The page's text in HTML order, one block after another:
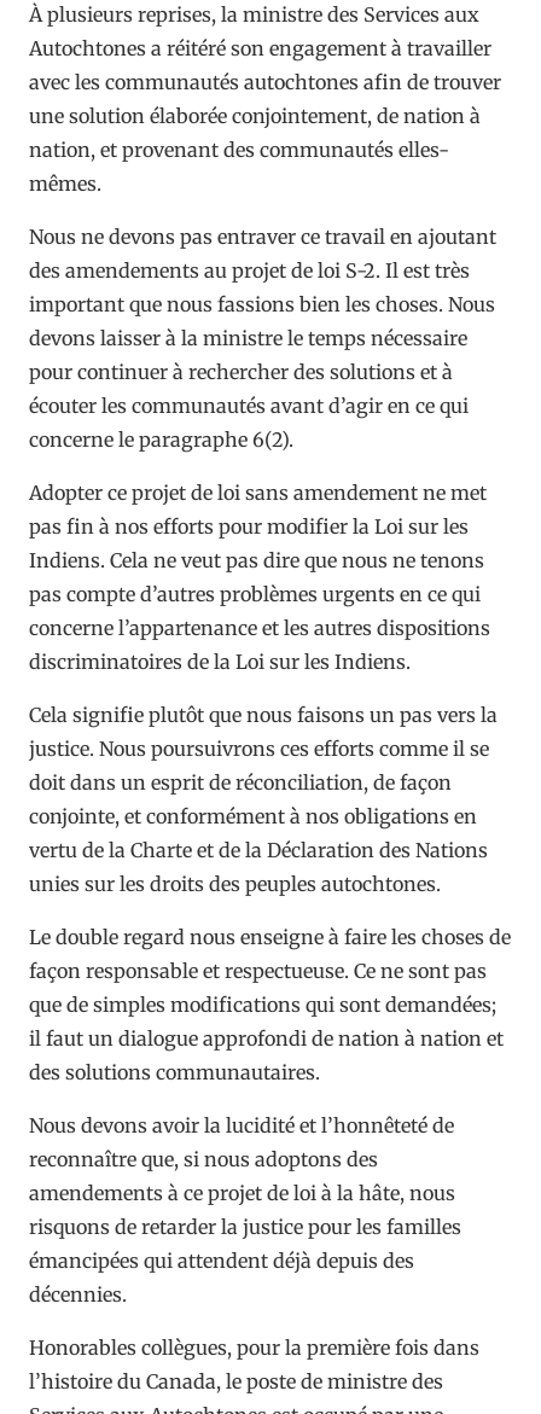
À plusieurs reprises, la ministre des Services aux
Autochtones a réitéré son engagement à travailler
avec les communautés autochtones afin de trouver
une solution élaborée conjointement, de nation à
nation, et provenant des communautés elles-
mêmes.
Nous ne devons pas entraver ce travail en ajoutant
des amendements au projet de loi S-2. Il est très
important que nous fassions bien les choses. Nous
devons laisser à la ministre le temps nécessaire
pour continuer à rechercher des solutions et à
écouter les communautés avant d’agir en ce qui
concerne le paragraphe 6(2).
Adopter ce projet de loi sans amendement ne met
pas fin à nos efforts pour modifier la Loi sur les
Indiens. Cela ne veut pas dire que nous ne tenons
pas compte d’autres problèmes urgents en ce qui
concerne l’appartenance et les autres dispositions
discriminatoires de la Loi sur les Indiens.
Cela signifie plutôt que nous faisons un pas vers la
justice. Nous poursuivrons ces efforts comme il se
doit dans un esprit de réconciliation, de façon
conjointe, et conformément à nos obligations en
vertu de la Charte et de la Déclaration des Nations
unies sur les droits des peuples autochtones.
Le double regard nous enseigne à faire les choses de
façon responsable et respectueuse. Ce ne sont pas
que de simples modifications qui sont demandées;
il faut un dialogue approfondi de nation à nation et
des solutions communautaires.
Nous devons avoir la lucidité et l’honnêteté de
reconnaître que, si nous adoptons des
amendements à ce projet de loi à la hâte, nous
risquons de retarder la justice pour les familles
émancipées qui attendent déjà depuis des
décennies.
Honorables collègues, pour la première fois dans
l’histoire du Canada, le poste de ministre des